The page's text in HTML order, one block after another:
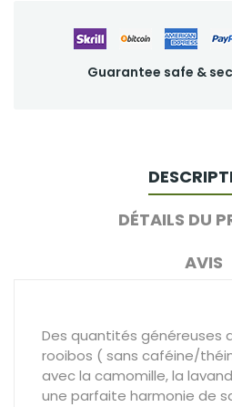
Guarantee safe &
DÉTAILS DU
AVIS
Des quantités généreuses
rooibos ( sans caféine/
avec la camomille, la
une parfaite harmonie de